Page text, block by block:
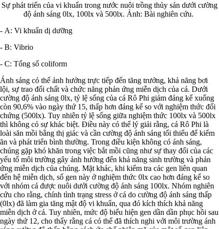
Sự phát triển của vi khuẩn trong nước nuôi trồng thủy sản dưới cường
độ ánh sáng 0lx, 100lx và 500lx. Ảnh: Bài nghiên cứu.
- A: Vi khuẩn dị dưỡng
- B: Vibrio
- C: Tổng số coliform
Ánh sáng có thể ảnh hưởng trực tiếp đến tăng trưởng, khả năng bơi
lội, sự trao đổi chất và chức năng phản ứng miễn dịch của cá. Dưới
cường độ ánh sáng 0lx, tỷ lệ sống của cá Rô Phi giảm đáng kể xuống
còn 90,6% vào ngày thứ 15, thấp hơn đáng kể so với nghiệm thức đối
chứng (500lx). Tuy nhiên tỷ lệ sống giữa nghiệm thức 100lx và 500lx
thì không có sự khác biệt. Điều này có thể lý giải rằng, cá Rô Phi là
loài săn mồi bằng thị giác và cần cường độ ánh sáng tối thiểu để kiếm
ăn và phát triển bình thường. Trong điều kiện không có ánh sáng,
chúng gặp khó khăn trong việc bắt mồi cũng như sự thay đổi của các
yếu tố môi trường gây ảnh hưởng đến khả năng sinh trường và phản
ứng miễn dịch của chúng. Mặt khác, khi kiểm tra các gen liên quan
đến hệ miễn dịch, số gen này ở nghiệm thức 0lx cao hơn đáng kể so
với nhóm cá được nuôi dưới cường độ ánh sáng 100lx. Nhóm nghiên
cứu cho rằng, chính tình trạng stress ở cá do cường độ ánh sáng thấp
(0lx) đã làm gia tăng mật độ vi khuẩn, qua đó kích thích khả năng
miễn dịch ở cá. Tuy nhiên, mức độ biểu hiện gen dần dần phục hồi sau
ngày thứ 12, cho thấy rằng cá có thể đã thích nghi với môi trường ánh